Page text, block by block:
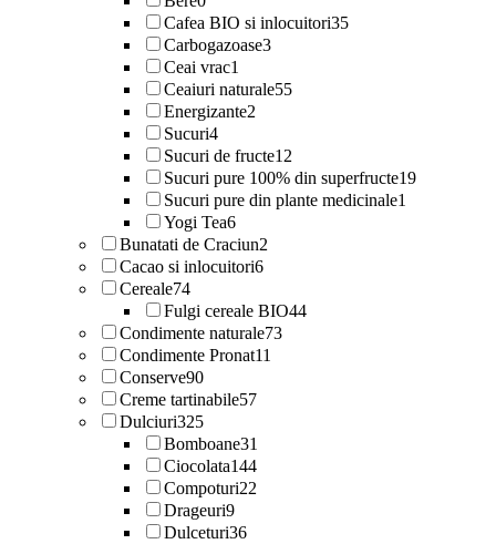
Cafea BIO si inlocuitori35
Carbogazoase3
Ceai vrac1
Ceaiuri naturale55
Energizante2
Sucuri4
Sucuri de fructe12
Sucuri pure 100% din superfructe19
Sucuri pure din plante medicinale1
Yogi Tea6
Bunatati de Craciun2
Cacao si inlocuitori6
Cereale74
Fulgi cereale BIO44
Condimente naturale73
Condimente Pronat11
Conserve90
Creme tartinabile57
Dulciuri325
Bomboane31
Ciocolata144
Compoturi22
Drageuri9
Dulceturi36